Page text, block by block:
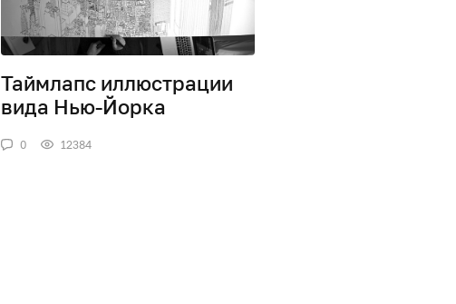
Таймлапс иллюстрации
вида Нью-Йорка
0 12384